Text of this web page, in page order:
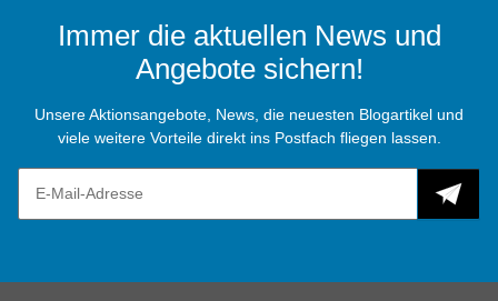
Immer die aktuellen News und
Angebote sichern!
Unsere Aktionsangebote, News, die neuesten Blogartikel und
viele weitere Vorteile direkt ins Postfach fliegen lassen.